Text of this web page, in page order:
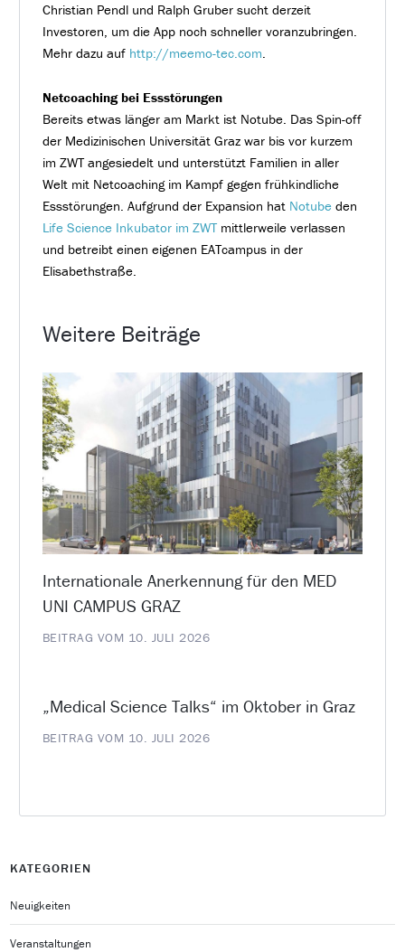
Christian Pendl und Ralph Gruber sucht derzeit
Investoren, um die App noch schneller voranzubringen.
Mehr dazu auf http://meemo-tec.com.
Netcoaching bei Essstörungen
Bereits etwas länger am Markt ist Notube. Das Spin-off
der Medizinischen Universität Graz war bis vor kurzem
im ZWT angesiedelt und unterstützt Familien in aller
Welt mit Netcoaching im Kampf gegen frühkindliche
Essstörungen. Aufgrund der Expansion hat Notubeden
Life Science Inkubator im ZWTmittlerweile verlassen
und betreibt einen eigenen EATcampus in der
Elisabethstraße.
Weitere Beiträge
Internationale Anerkennung für den MED
UNI CAMPUS GRAZ
BEITRAG VOM 10. JULI 2026
„Medical Science Talks“ im Oktober in Graz
BEITRAG VOM 10. JULI 2026
KATEGORIEN
Neuigkeiten
Veranstaltungen